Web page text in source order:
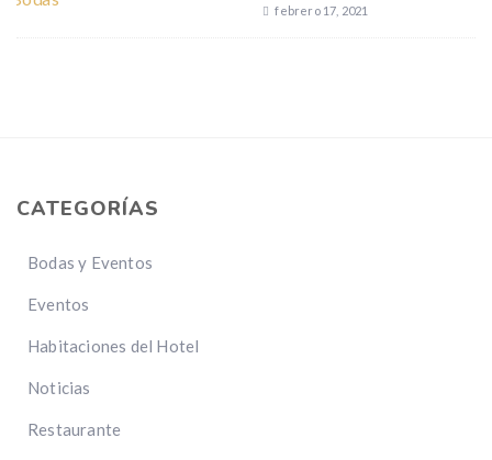
febrero 17, 2021
CATEGORÍAS
Bodas y Eventos
Eventos
Habitaciones del Hotel
Noticias
Restaurante